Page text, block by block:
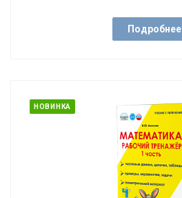
Подробнее
НОВИНКА